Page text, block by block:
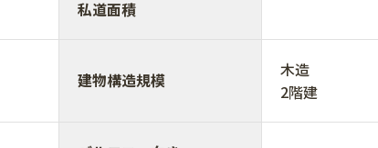
私道面積
建物構造規模
木造
2階建